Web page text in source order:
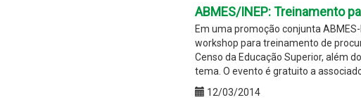
ABMES/INEP: Treinamento
Em uma promoção conjunta
workshop para treinamento de
Censo da Educação Superior, além
tema. O evento é gratuito a
12/03/2014